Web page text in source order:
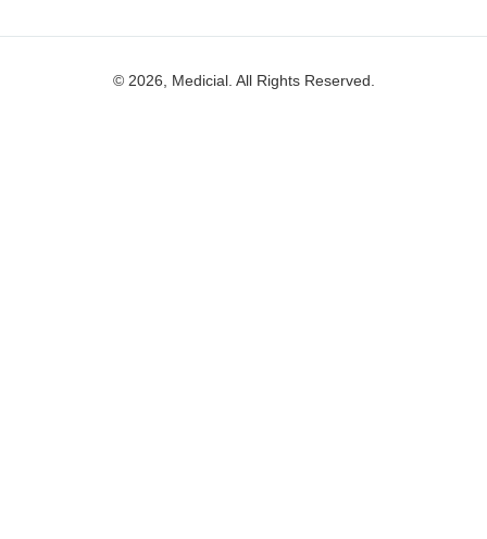
© 2026, Medicial. All Rights Reserved.